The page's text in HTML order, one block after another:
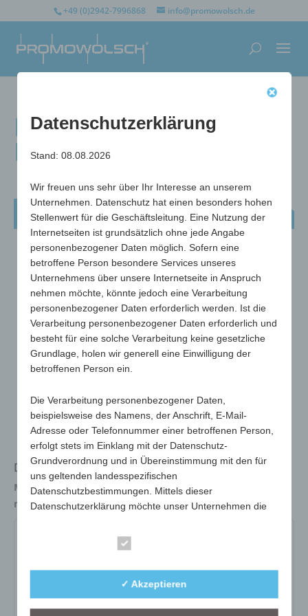
+49 (0)2942-7996868 info@promowolsch.de
Design-Zettelbox
Rhone
Design-Zettelbox Rhone
Design-Zettelbox, inkl. Papierfüllung (weiß)
Maße
124 x 124 x 87mm
max. Werbefläche 62 x 13 mm
Variante:blau-transparent
Datenschutzerklärung
Stand: 08.08.2026
Wir freuen uns sehr über Ihr Interesse an unserem
Unternehmen. Datenschutz hat einen besonders hohen
Stellenwert für die Geschäftsleitung. Eine Nutzung der
Internetseiten ist grundsätzlich ohne jede Angabe
personenbezogener Daten möglich. Sofern eine
betroffene Person besondere Services unseres
Unternehmens über unsere Internetseite in Anspruch
nehmen möchte, könnte jedoch eine Verarbeitung
personenbezogener Daten erforderlich werden. Ist die
Verarbeitung personenbezogener Daten erforderlich und
besteht für eine solche Verarbeitung keine gesetzliche
Grundlage, holen wir generell eine Einwilligung der
betroffenen Person ein.
Die Verarbeitung personenbezogener Daten,
beispielsweise des Namens, der Anschrift, E-Mail-
Adresse oder Telefonnummer einer betroffenen Person,
erfolgt stets im Einklang mit der Datenschutz-
Grundverordnung und in Übereinstimmung mit den für
uns geltenden landesspezifischen
Datenschutzbestimmungen. Mittels dieser
Datenschutzerklärung möchte unser Unternehmen die
erhobenen, genutzten und verarbeiteten
personenbezogenen Daten informieren. Ferner werden
über die ihnen zustehenden Rechte aufgeklärt.
✓ Akzeptieren